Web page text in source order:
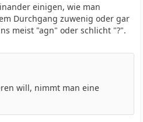
einigen, wie man
Durchgang zuwenig oder gar
meist "agn" oder schlicht "?".
will, nimmt man eine